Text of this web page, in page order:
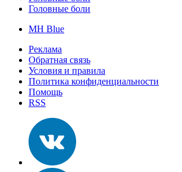
Головные боли
MH Blue
Реклама
Обратная связь
Условия и правила
Политика конфиденциальности
Помощь
RSS